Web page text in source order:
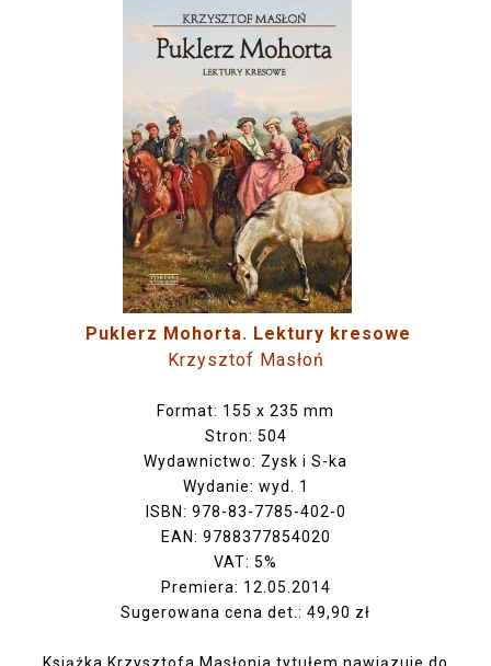
Puklerz Mohorta. Lektury kresowe
Krzysztof Masłoń
Format: 155 x 235 mm
Stron: 504
Wydawnictwo: Zysk i S-ka
Wydanie: wyd. 1
ISBN: 978-83-7785-402-0
EAN: 9788377854020
VAT: 5%
Premiera: 12.05.2014
Sugerowana cena det.: 49,90 zł